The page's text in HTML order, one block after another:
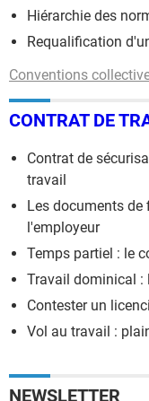
Hiérarchie des
Requalification
Conventions
CONTRAT DE
Contrat de
travail
Les documents
l'employeur
Temps partiel : le
Travail dominical :
Contester un
Vol au travail :
NEWSLETTER